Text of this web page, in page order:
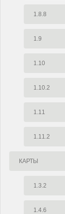
1.8.8
1.9
1.10
1.10.2
1.11
1.11.2
КАРТЫ
1.3.2
1.4.6